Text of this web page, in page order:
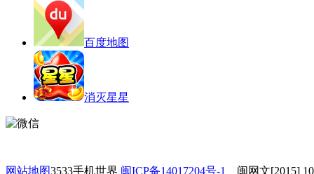
百度地图
消灭星星
网站地图3533手机世界 闽ICP备14017204号-1 闽网文[2015]